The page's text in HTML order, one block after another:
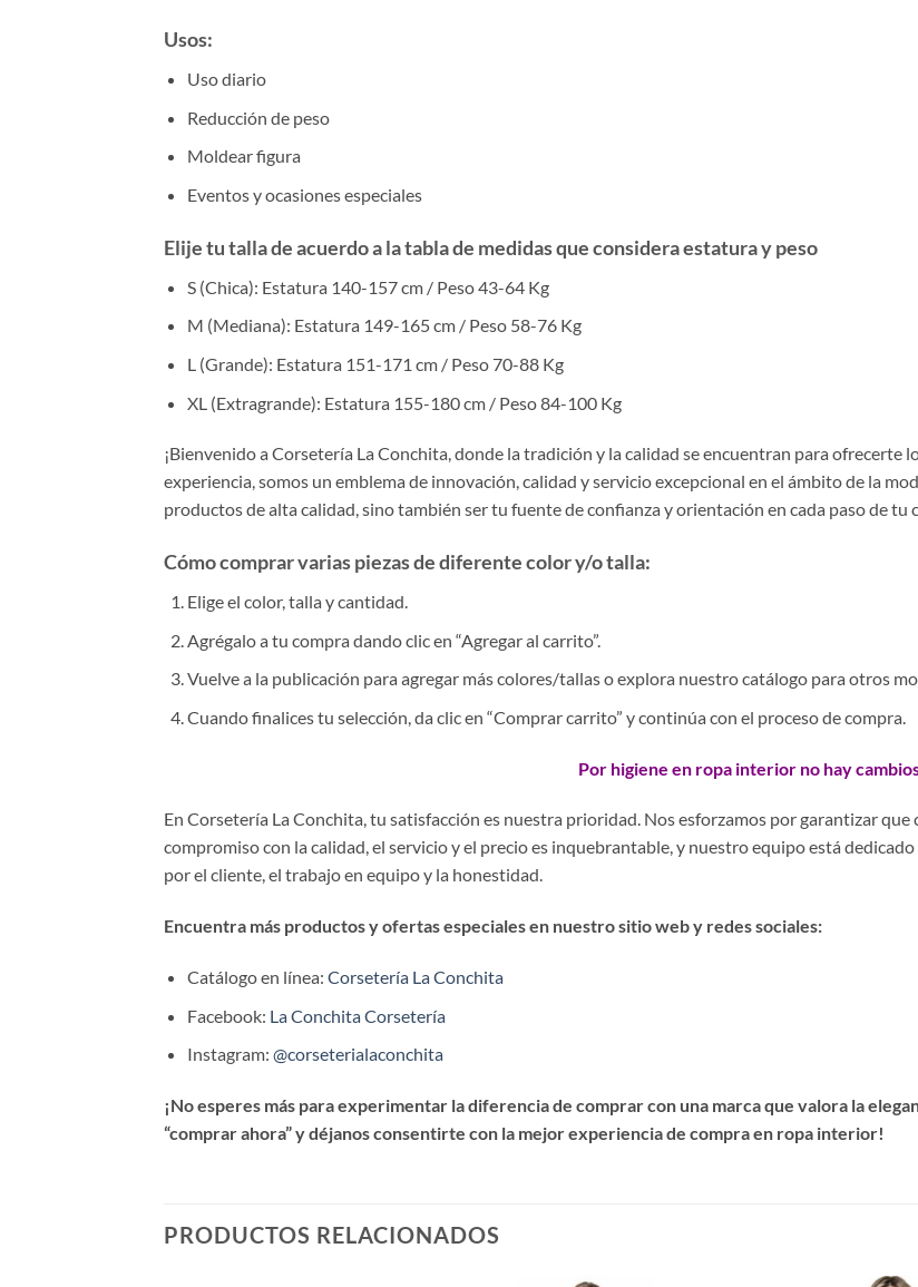
Usos:
Uso diario
Reducción de peso
Moldear figura
Eventos y ocasiones especiales
Elije tu talla de acuerdo a la tabla de medidas que considera estatura y peso
S (Chica): Estatura 140-157 cm / Peso 43-64 Kg
M (Mediana): Estatura 149-165 cm / Peso 58-76 Kg
L (Grande): Estatura 151-171 cm / Peso 70-88 Kg
XL (Extragrande): Estatura 155-180 cm / Peso 84-100 Kg
¡Bienvenido a Corsetería La Conchita, donde la tradición y la calidad se encuentran para ofrecerte
experiencia, somos un emblema de innovación, calidad y servicio excepcional en el ámbito de la
productos de alta calidad, sino también ser tu fuente de confianza y orientación en cada paso de tu
Cómo comprar varias piezas de diferente color y/o talla:
Elige el color, talla y cantidad.
Agrégalo a tu compra dando clic en “Agregar al carrito”.
Vuelve a la publicación para agregar más colores/tallas o explora nuestro catálogo para otros
Cuando finalices tu selección, da clic en “Comprar carrito” y continúa con el proceso de compra.
Por higiene en ropa interior no hay
En Corsetería La Conchita, tu satisfacción es nuestra prioridad. Nos esforzamos por garantizar
compromiso con la calidad, el servicio y el precio es inquebrantable, y nuestro equipo está
por el cliente, el trabajo en equipo y la honestidad.
Encuentra más productos y ofertas especiales en nuestro sitio web y redes sociales:
Catálogo en línea: Corsetería La Conchita
Facebook: La Conchita Corsetería
Instagram: @corseterialaconchita
¡No esperes más para experimentar la diferencia de comprar con una marca que valora la
“comprar ahora” y déjanos consentirte con la mejor experiencia de compra en ropa interior!
PRODUCTOS RELACIONADOS